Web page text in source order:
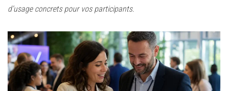
d’usage concrets pour vos participants.